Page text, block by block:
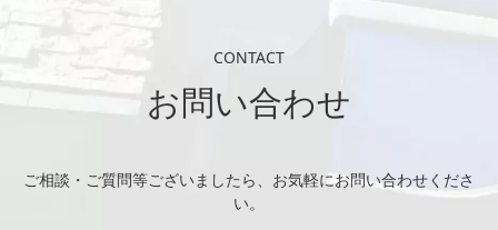
CONTACT
お問い合わせ
ご相談・ご質問等ございましたら、お気軽にお問い合わせくださ
い。